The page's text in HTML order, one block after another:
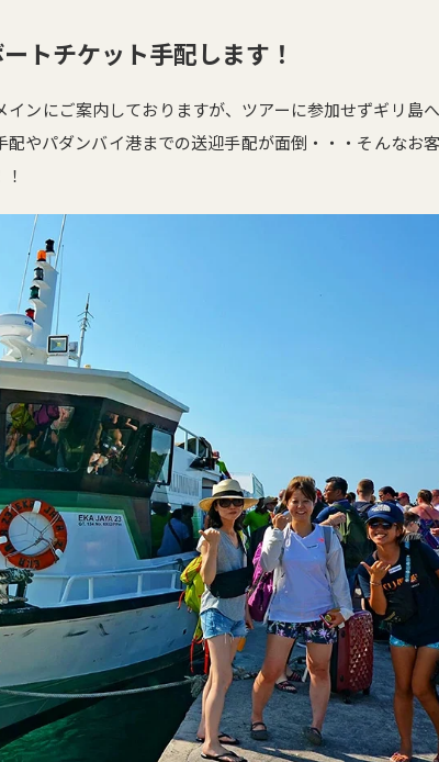
トチケット手配します！
ンにご案内しておりますが、ツアーに参加せずギリ島
やパダンバイ港までの送迎手配が面倒・・・そんなお